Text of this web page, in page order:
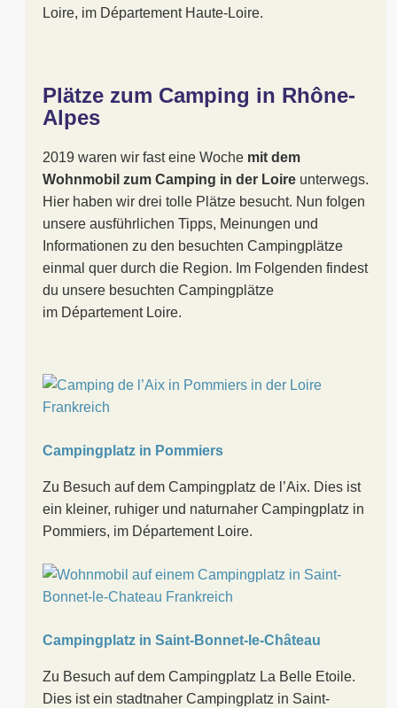
Loire, im Département Haute-Loire.
Plätze zum Camping in Rhône-
Alpes
2019 waren wir fast eine Woche mit dem
Wohnmobil zum Camping in der Loire unterwegs.
Hier haben wir drei tolle Plätze besucht. Nun folgen
unsere ausführlichen Tipps, Meinungen und
Informationen zu den besuchten Campingplätze
einmal quer durch die Region. Im Folgenden findest
du unsere besuchten Campingplätze
im Département Loire.
Campingplatz in Pommiers
Zu Besuch auf dem Campingplatz de l’Aix. Dies ist
ein kleiner, ruhiger und naturnaher Campingplatz in
Pommiers, im Département Loire.
Campingplatz in Saint-Bonnet-le-Château
Zu Besuch auf dem Campingplatz La Belle Etoile.
Dies ist ein stadtnaher Campingplatz in Saint-